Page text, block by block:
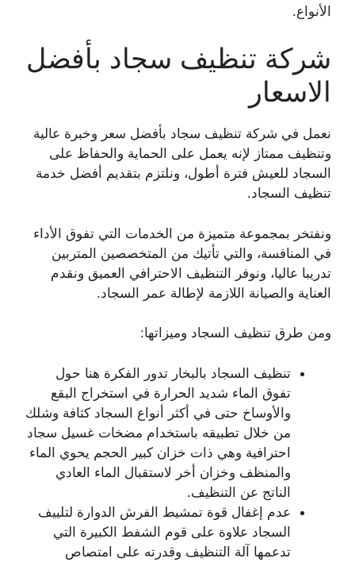
الأنواع.
شركة تنظيف سجاد بأفضل
الاسعار
نعمل في شركة تنظيف سجاد بأفضل سعر وخبرة عالية
وتنظيف ممتاز لإنه يعمل على الحماية والحفاظ على
السجاد للعيش فترة أطول، ونلتزم بتقديم أفضل خدمة
تنظيف السجاد.
ونفتخر بمجموعة متميزة من الخدمات التي تفوق الأداء
في المنافسة، والتي تأتيك من المتخصصين المتربين
تدريبا عاليا، ونوفر التنظيف الاحترافي العميق ونقدم
العناية والصيانة اللازمة لإطالة عمر السجاد.
ومن طرق تنظيف السجاد وميزاتها:
تنظيف السجاد بالبخار تدور الفكرة هنا حول
تفوق الماء شديد الحرارة في استخراج البقع
والأوساخ حتى في أكثر أنواع السجاد كثافة وشلك
من خلال تطبيقه باستخدام مضخات غسيل سجاد
احترافية وهي ذات خزان كبير الحجم يحوي الماء
والمنظف وخزان أخر لاستقبال الماء العادي
الناتج عن التنظيف.
عدم إغفال قوة تمشيط الفرش الدوارة لتلييف
السجاد علاوة على قوم الشفط الكبيرة التي
تدعمها آلة التنظيف وقدرته على امتصاص